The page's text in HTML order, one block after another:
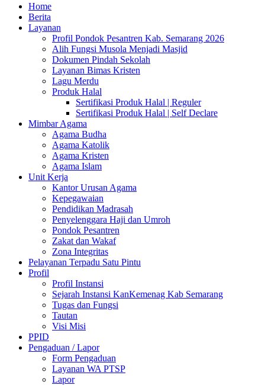
Home
Berita
Layanan
Profil Pondok Pesantren Kab. Semarang 2026
Alih Fungsi Musola Menjadi Masjid
Dokumen Pindah Sekolah
Layanan Bimas Kristen
Lagu Merdu
Produk Halal
Sertifikasi Produk Halal | Reguler
Sertifikasi Produk Halal | Self Declare
Mimbar Agama
Agama Budha
Agama Katolik
Agama Kristen
Agama Islam
Unit Kerja
Kantor Urusan Agama
Kepegawaian
Pendidikan Madrasah
Penyelenggara Haji dan Umroh
Pondok Pesantren
Zakat dan Wakaf
Zona Integritas
Pelayanan Terpadu Satu Pintu
Profil
Profil Instansi
Sejarah Instansi KanKemenag Kab Semarang
Tugas dan Fungsi
Tautan
Visi Misi
PPID
Pengaduan / Lapor
Form Pengaduan
Layanan WA PTSP
Lapor